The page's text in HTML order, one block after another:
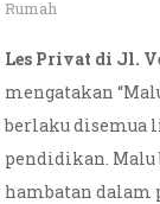
Rumah
Les Privat di Jl.
mengatakan
berlaku disemua
pendidikan. Malu
hambatan dalam